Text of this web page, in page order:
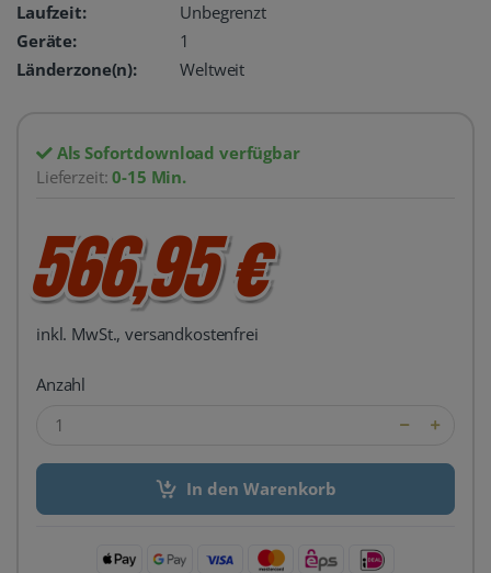
Laufzeit:
Unbegrenzt
Geräte:
1
Länderzone(n):
Weltweit
Als Sofortdownload verfügbar
Lieferzeit:0-15 Min.
566,95 €
inkl. MwSt., versandkostenfrei
Anzahl
In den Warenkorb